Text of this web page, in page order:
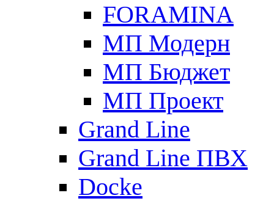
FORAMINA
МП Модерн
МП Бюджет
МП Проект
Grand Line
Grand Line ПВХ
Docke